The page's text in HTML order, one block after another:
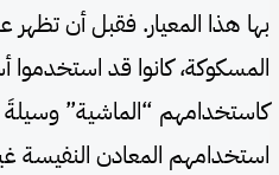
بها هذا المعيار. فقبل أن تظهر
المسكوكة، كانوا قد استخدموا
كاستخدامهم “الماشية”
استخدامهم المعادن النفيسة